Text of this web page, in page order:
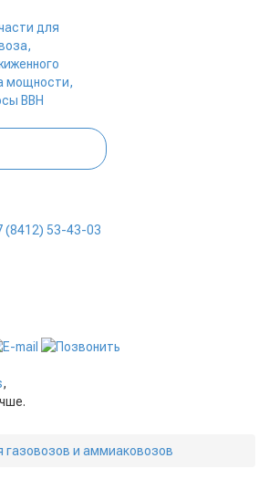
(8412) 53-43-03
,
газовозов и аммиаковозов